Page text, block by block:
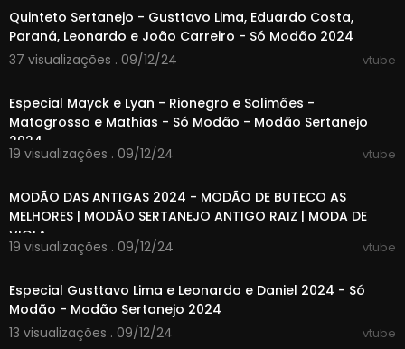
Quinteto Sertanejo - Gusttavo Lima, Eduardo Costa,
Paraná, Leonardo e João Carreiro - Só Modão 2024
37 visualizações . 09/12/24
vtube
Especial Mayck e Lyan - Rionegro e Solimões -
Matogrosso e Mathias - Só Modão - Modão Sertanejo
2024
19 visualizações . 09/12/24 vtube
MODÃO DAS ANTIGAS 2024 - MODÃO DE BUTECO AS
MELHORES | MODÃO SERTANEJO ANTIGO RAIZ | MODA DE
VIOLA
19 visualizações . 09/12/24 vtube
Especial Gusttavo Lima e Leonardo e Daniel 2024 - Só
Modão - Modão Sertanejo 2024
13 visualizações . 09/12/24
vtube